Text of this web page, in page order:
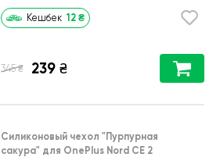
Кешбек 12 ₴
345 ₴ 239 ₴
Силиконовый чехол "Пурпурная
сакура" для OnePlus Nord CE 2